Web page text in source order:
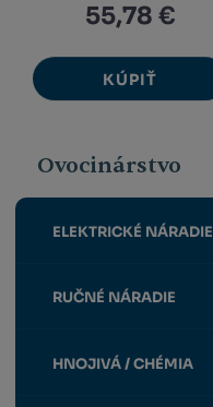
55,78 €
KÚPIŤ
Ovocinárstvo
ELEKTRICKÉ NÁRADIE
RUČNÉ NÁRADIE
HNOJIVÁ / CHÉMIA